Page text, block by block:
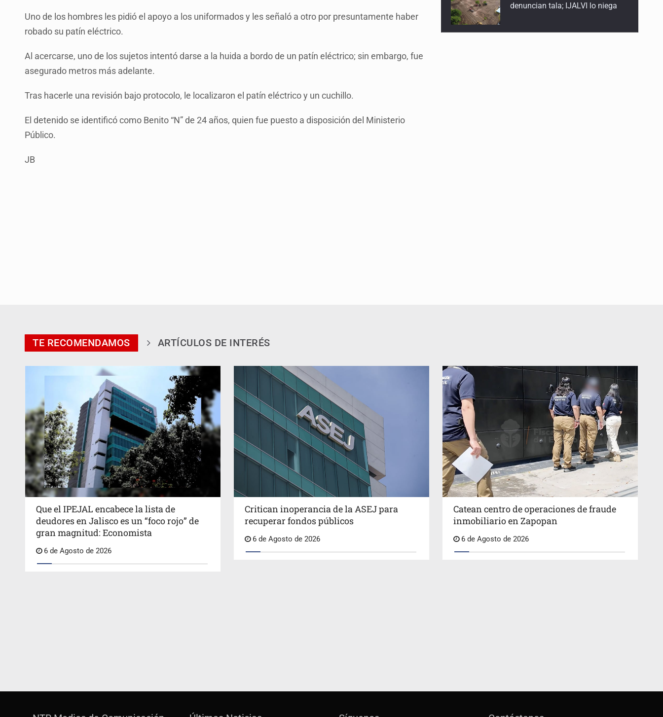
Uno de los hombres les pidió el apoyo a los uniformados y les señaló a otro por presuntamente haber
robado su patín eléctrico.
Al acercarse, uno de los sujetos intentó darse a la huida a bordo de un patín eléctrico; sin embargo, fue
asegurado metros más adelante.
Tras hacerle una revisión bajo protocolo, le localizaron el patín eléctrico y un cuchillo.
El detenido se identificó como Benito “N” de 24 años, quien fue puesto a disposición del Ministerio
Público.
JB
Proponen consulta popular por
TE RECOMENDAMOS ARTÍCULOS DE INTERÉS
Que el IPEJAL encabece la lista de
deudores en Jalisco es un “foco rojo” de
gran magnitud: Economista
6 de Agosto de 2026
Critican inoperancia de la ASEJ para
recuperar fondos públicos
6 de Agosto de 2026
Catean centro de operaciones de fraude
inmobiliario en Zapopan
6 de Agosto de 2026